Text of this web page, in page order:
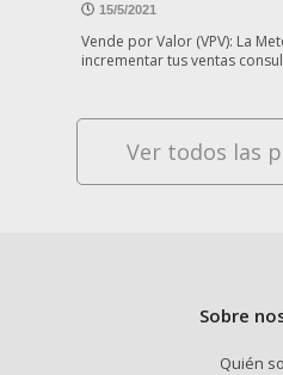
15/5/2021
Vende por Valor (VPV): La
incrementar tus ventas
Ver todos las
Sobre
Quién